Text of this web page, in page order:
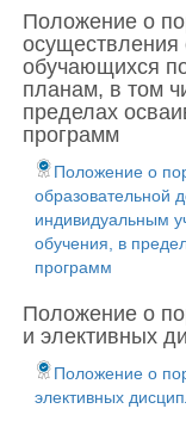
Положение о
осуществления
обучающихся
планам, в том
пределах
программ
Положение о
образовательной
индивидуальным
обучения, в
программ
Положение о
и элективных
Положение о
элективных